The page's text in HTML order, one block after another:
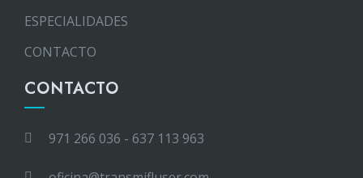
ESPECIALIDADES
CONTACTO
CONTACTO
971 266 036 - 637 113 963